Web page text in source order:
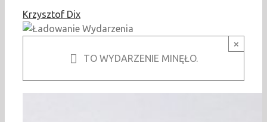
Krzysztof Dix
×
TO WYDARZENIE MINĘŁO.